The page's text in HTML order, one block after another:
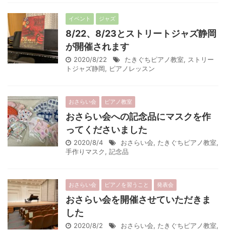
イベント ジャズ
8/22、8/23とストリートジャズ静岡
が開催されます
2020/8/22 たきぐちピアノ教室, ストリー
トジャズ静岡, ピアノレッスン
おさらい会 ピアノ教室
おさらい会への記念品にマスクを作
ってくださいました
2020/8/4 おさらい会, たきぐちピアノ教室,
手作りマスク, 記念品
おさらい会 ピアノを習うこと 発表会
おさらい会を開催させていただきま
した
2020/8/2 おさらい会, たきぐちピアノ教室,